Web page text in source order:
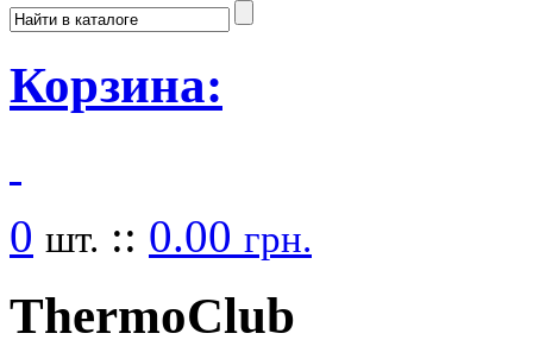
Корзина:
0 шт. :: 0.00 грн.
ThermoClub